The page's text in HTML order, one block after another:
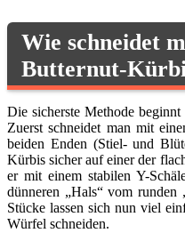
Wie schneidet
Butternut-
Die sicherste Methode
Zuerst schneidet man mit
beiden Enden (Stiel- und
Kürbis sicher auf einer der
er mit einem stabilen Y-
dünneren „Hals“ vom runden
Stücke lassen sich nun viel
Würfel schneiden.